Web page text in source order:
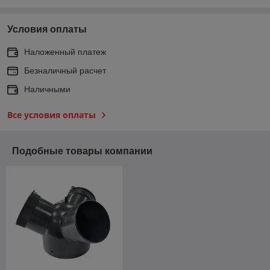
Условия оплаты
Наложенный платеж
Безналичный расчет
Наличными
Все условия оплаты
Подобные товары компании